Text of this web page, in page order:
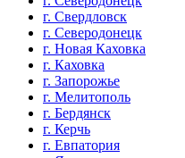
г. Свердловск
г. Северодонецк
г. Новая Каховка
г. Каховка
г. Запорожье
г. Мелитополь
г. Бердянск
г. Керчь
г. Евпатория